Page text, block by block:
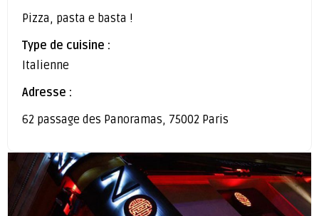
Pizza, pasta e basta !
Type de cuisine :
Italienne
Adresse :
62 passage des Panoramas, 75002 Paris